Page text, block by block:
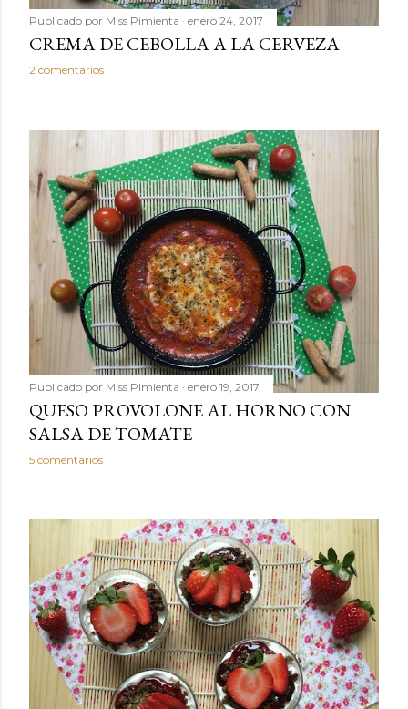
Publicado por Miss Pimienta enero 24, 2017
CREMA DE CEBOLLA A LA CERVEZA
2 comentarios
Publicado por Miss Pimienta enero 19, 2017
QUESO PROVOLONE AL HORNO CON
SALSA DE TOMATE
5 comentarios